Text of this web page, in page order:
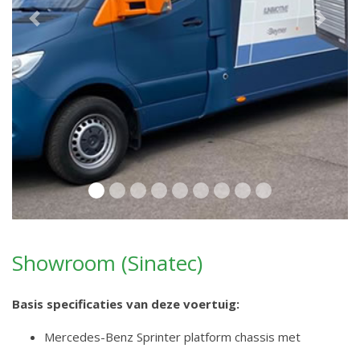
Previous Next
Showroom (Sinatec)
Basis specificaties van deze voertuig:
Mercedes-Benz Sprinter platform chassis met